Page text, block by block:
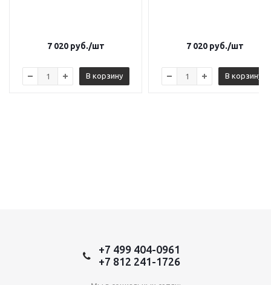
7 020 руб./шт
В корзину
7 020 руб./шт
В корзину
+7 499 404-0961
+7 812 241-1726